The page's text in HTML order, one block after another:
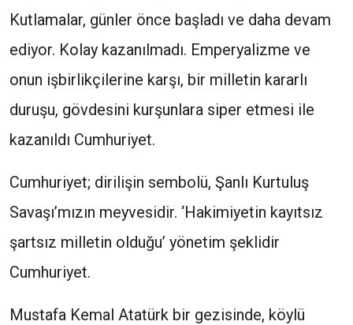
Kutlamalar, günler önce başladı ve daha devam
ediyor. Kolay kazanılmadı. Emperyalizme ve
onun işbirlikçilerine karşı, bir milletin kararlı
duruşu, gövdesini kurşunlara siper etmesi ile
kazanıldı Cumhuriyet.
Cumhuriyet; dirilişin sembolü, Şanlı Kurtuluş
Savaşı’mızın meyvesidir. ‘Hakimiyetin kayıtsız
şartsız milletin olduğu’ yönetim şeklidir
Cumhuriyet.
Mustafa Kemal Atatürk bir gezisinde, köylü